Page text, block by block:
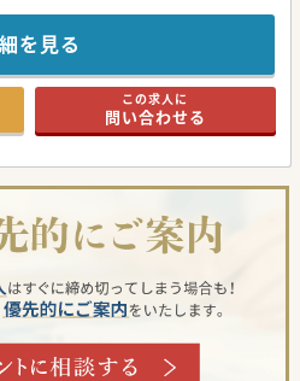
の中核病院として地域医療を長
のある病院です。
病棟を合わせ計97床を誇り、稼
した経営基盤です。
薬局を完備しており、地域のニ
バランスに優れた環境。
医師が対応するため、常勤医師
る仕組みがあります。
駅まで約13分という好立地であ
性が非常に高い点も魅力。
区切られているため、個人のプ
事務作業が可能です。
門分野にとらわれず多岐にわた
を見る
この求人に
問い合わせる